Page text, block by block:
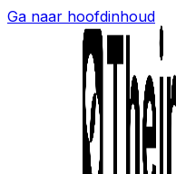
Ga naar hoofdinhoud